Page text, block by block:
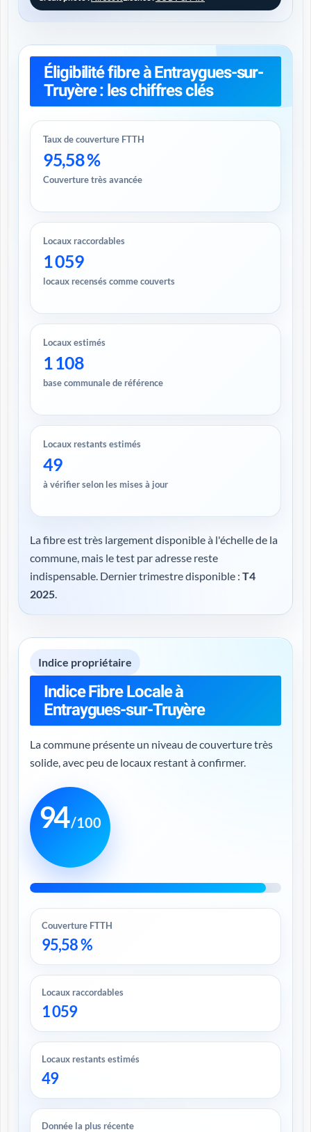
Éligibilité fibre à Entraygues-sur-
Truyère : les chiffres clés
Taux de couverture FTTH
95,58 %
Couverture très avancée
Locaux raccordables
1 059
locaux recensés comme couverts
Locaux estimés
1 108
base communale de référence
Locaux restants estimés
49
à vérifier selon les mises à jour
La fibre est très largement disponible à l'échelle de la
commune, mais le test par adresse reste
indispensable. Dernier trimestre disponible : T4
2025.
Indice propriétaire
Indice Fibre Locale à
Entraygues-sur-Truyère
La commune présente un niveau de couverture très
solide, avec peu de locaux restant à confirmer.
94/100
Couverture FTTH
95,58 %
Locaux raccordables
1 059
Locaux restants estimés
49
Donnée la plus récente